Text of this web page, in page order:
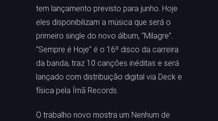
tem lançamento previsto para junho. Hoje
eles disponibilizam a música que será o
primeiro single do novo álbum, “Milagre”.
“Sempre é Hoje” é o 16º disco da carreira
da banda, traz 10 canções inéditas e será
lançado com distribuição digital via Deck e
física pela Ímã Records.
O trabalho novo mostra um Nenhum de